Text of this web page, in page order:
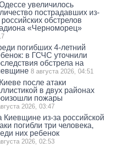
увеличилось
пострадавших из-
российских обстрелов
«Черноморец»
погибших 4-летний
в ГСЧС уточнили
обстрела на
8 августа 2026, 04:51
после атаки
в двух районах
пожары
2026, 03:47
Киевщине из-за российской
погибли три человека,
них ребенок
2026, 02:53